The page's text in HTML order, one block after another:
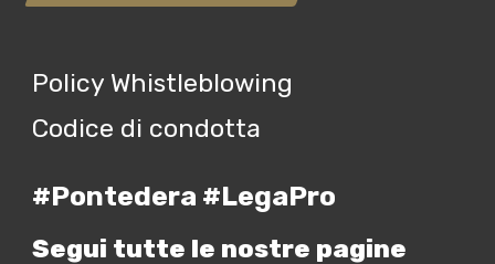
Policy Whistleblowing
Codice di condotta
#Pontedera #LegaPro
Segui tutte le nostre pagine